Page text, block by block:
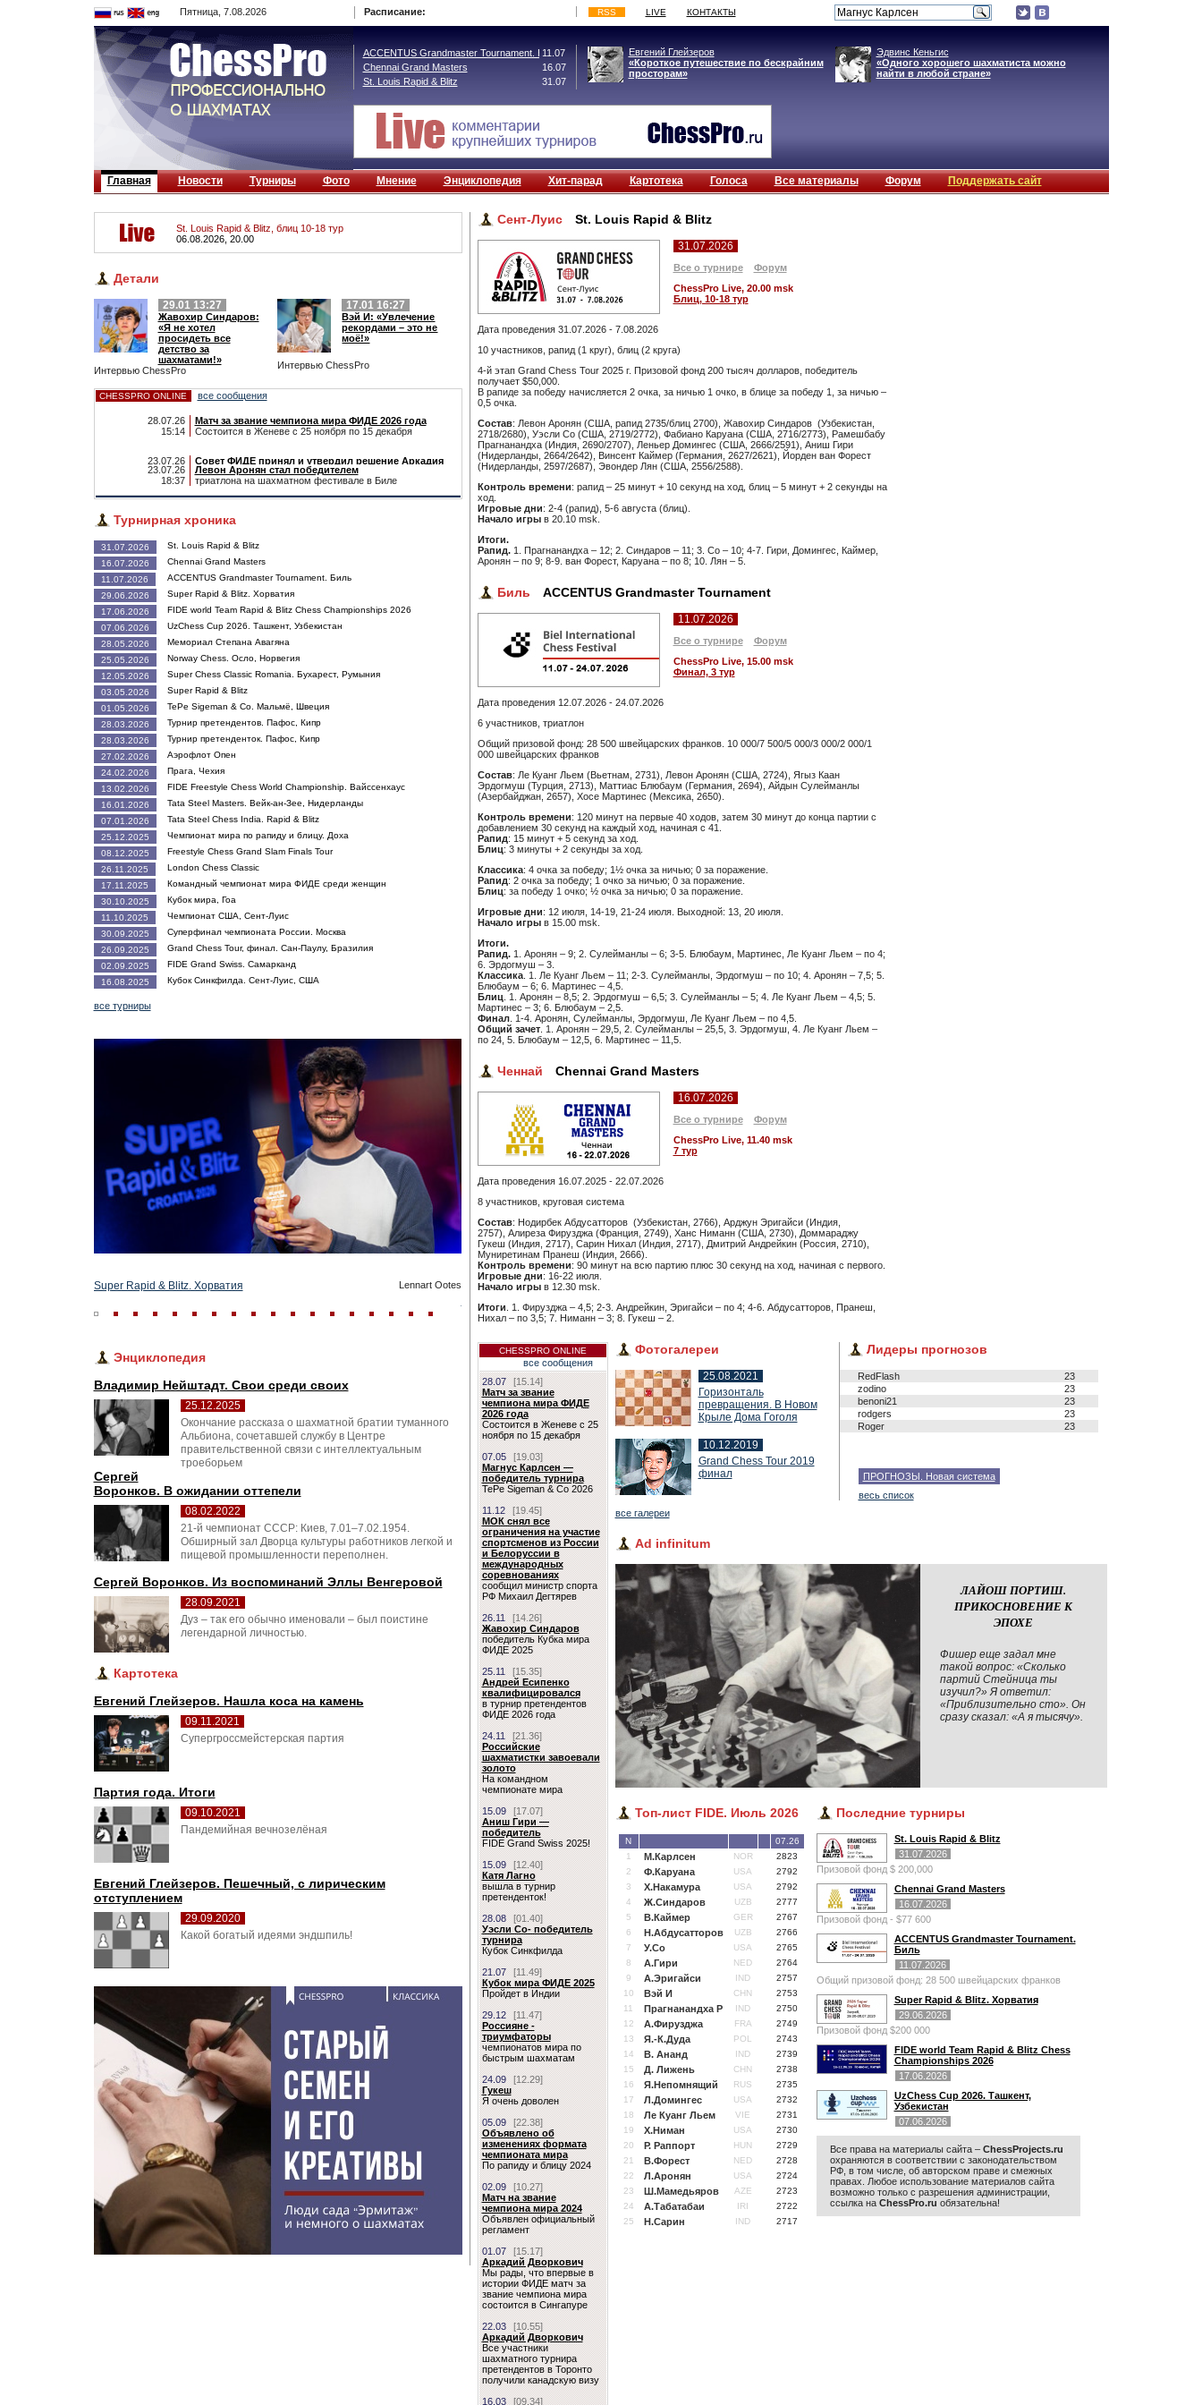
Пятница, 7.08.2026 Расписание: RSS LIVE КОНТАКТЫ
ACCENTUS Grandmaster Tournament. Биль
11.07
Chennai Grand Masters
16.07
St. Louis Rapid & Blitz
31.07
Евгений Глейзеров
«Короткое путешествие по бескрайним
просторам»
Эдвинс Кеньгис
«Одного хорошего шахматиста можно
найти в любой стране»
Главная Новости Турниры Фото Мнение Энциклопедия Хит-парад Картотека Голоса Все материалы Форум Поддержать сайт
St. Louis Rapid & Blitz, блиц 10-18 тур
06.08.2026, 20.00
Детали
29.01 13:27
Жавохир Синдаров:
«Я не хотел
просидеть все
детство за
шахматами!»
Интервью ChessPro
17.01 16:27
Вэй И: «Увлечение
рекордами – это не
моё!»
Интервью ChessPro
CHESSPRO ONLINE все сообщения
30.07.26
Валентина Гунина завоевала серебро
29.07.26
14:08
Алексей Гребнев
стал чемпионом Азии по быстрым шахматам
28.07.26
Матч за звание чемпиона мира ФИДЕ 2026 года
23.07.26
23:39
Совет ФИДЕ принял и утвердил решение Аркадия
Дворковича
о приостановлении его деятельности в качестве
президента ФИДЕ
23.07.26
18:37
Левон Аронян стал победителем
триатлона на шахматном фестивале в Биле
22.07.26
15:20
Алиреза Фирузджа
победитель турнира Chennai Grand Masters 2026
13.07.26
Совет ФИДЕ утвердил
2027 года
05.07.26
22:10
Давид Паравян
занял первое место в Высшей лиге чемпионата России
05.07.26
Алиреза Фирузджа
03.07.26
17:29
Комиссия по этике и дисциплинарным вопросам
ФИДЕ вынесла решение
по делу гроссмейстера Владимира Крамника
Турнирная хроника
31.07.2026
St. Louis Rapid & Blitz
16.07.2026
Chennai Grand Masters
11.07.2026
ACCENTUS Grandmaster Tournament. Биль
29.06.2026
Super Rapid & Blitz. Хорватия
17.06.2026
FIDE world Team Rapid & Blitz Chess Championships 2026
07.06.2026
UzChess Cup 2026. Ташкент, Узбекистан
28.05.2026
Мемориал Степана Авагяна
25.05.2026
Norway Chess. Осло, Норвегия
12.05.2026
Super Chess Classic Romania. Бухарест, Румыния
03.05.2026
Super Rapid & Blitz
01.05.2026
TePe Sigeman & Co. Мальмё, Швеция
28.03.2026
Турнир претендентов. Пафос, Кипр
28.03.2026
Турнир претенденток. Пафос, Кипр
27.02.2026
Аэрофлот Опен
24.02.2026
Прага, Чехия
13.02.2026
FIDE Freestyle Chess World Championship. Вайссенхаус
16.01.2026
Tata Steel Masters. Вейк-ан-Зее, Нидерланды
07.01.2026
Tata Steel Chess India. Rapid & Blitz
25.12.2025
Чемпионат мира по рапиду и блицу. Доха
08.12.2025
Freestyle Chess Grand Slam Finals Tour
26.11.2025
London Chess Classic
17.11.2025
Командный чемпионат мира ФИДЕ среди женщин
30.10.2025
Кубок мира, Гоа
11.10.2025
Чемпионат США, Сент-Луис
30.09.2025
Суперфинал чемпионата России. Москва
26.09.2025
Grand Chess Tour, финал. Сан-Паулу, Бразилия
02.09.2025
FIDE Grand Swiss. Самарканд
16.08.2025
Кубок Синкфилда. Сент-Луис, США
все турниры
Super Rapid & Blitz. Хорватия Lennart Ootes
Мемориал Степана Авагяна Norway Chess 2026
Энциклопедия
Владимир Нейштадт. Свои среди своих
25.12.2025
Окончание рассказа о шахматной братии туманного
Альбиона, сочетавшей службу в Центре
правительственной связи с интеллектуальным
троеборьем
Сергей
Воронков. В ожидании оттепели
08.02.2022
21-й чемпионат СССР: Киев, 7.01–7.02.1954.
Обширный зал Дворца культуры работников легкой и
пищевой промышленности переполнен.
Сергей Воронков. Из воспоминаний Эллы Венгеровой
28.09.2021
Дуз – так его обычно именовали – был поистине
легендарной личностью.
Картотека
Евгений Глейзеров. Нашла коса на камень
09.11.2021
Супергроссмейстерская партия
Партия года. Итоги
09.10.2021
Пандемийная вечнозелёная
Евгений Глейзеров. Пешечный, с лирическим
отступлением
29.09.2020
Какой богатый идеями эндшпиль!
Сент-Луис St. Louis Rapid & Blitz
31.07.2026
Все о турнире
Форум
СhessPro Live, 20.00 msk
Блиц, 10-18 тур
Дата проведения 31.07.2026 - 7.08.2026
10 участников, рапид (1 круг), блиц (2 круга)
4-й этап Grand Chess Tour 2025 г. Призовой фонд 200 тысяч долларов, победитель
получает $50,000.
В рапиде за победу начисляется 2 очка, за ничью 1 очко, в блице за победу 1, за ничью –
0,5 очка.
Состав: Левон Аронян (США, рапид 2735/блиц 2700), Жавохир Синдаров (Узбекистан,
2718/2680), Уэсли Со (США, 2719/2772), Фабиано Каруана (США, 2716/2773), Рамешбабу
Прагнанандха (Индия, 2690/2707), Леньер Домингес (США, 2666/2591), Аниш Гири
(Нидерланды, 2664/2642), Винсент Каймер (Германия, 2627/2621), Йорден ван Форест
(Нидерланды, 2597/2687), Эвондер Лян (США, 2556/2588).
Контроль времени: рапид – 25 минут + 10 секунд на ход, блиц – 5 минут + 2 секунды на
ход.
Игровые дни: 2-4 (рапид), 5-6 августа (блиц).
Начало игрыв 20.10 msk.
Итоги.
Рапид. 1. Прагнанандха – 12; 2. Синдаров – 11; 3. Со – 10; 4-7. Гири, Домингес, Каймер,
Аронян – по 9; 8-9. ван Форест, Каруана – по 8; 10. Лян – 5.
Биль ACCENTUS Grandmaster Tournament
11.07.2026
Все о турнире
Форум
СhessPro Live, 15.00 msk
Финал, 3 тур
Дата проведения 12.07.2026 - 24.07.2026
6 участников, триатлон
Общий призовой фонд: 28 500 швейцарских франков. 10 000/7 500/5 000/3 000/2 000/1
000 швейцарских франков
Состав: Ле Куанг Льем (Вьетнам, 2731), Левон Аронян (США, 2724), Ягыз Каан
Эрдогмуш (Турция, 2713), Маттиас Блюбаум (Германия, 2694), Айдын Сулейманлы
(Азербайджан, 2657), Хосе Мартинес (Мексика, 2650).
Контроль времени: 120 минут на первые 40 ходов, затем 30 минут до конца партии с
добавлением 30 секунд на каждый ход, начиная с 41.
Рапид: 15 минут + 5 секунд за ход.
Блиц: 3 минуты + 2 секунды за ход.
Классика: 4 очка за победу; 1½ очка за ничью; 0 за поражение.
Рапид: 2 очка за победу; 1 очко за ничью; 0 за поражение.
Блиц: за победу 1 очко; ½ очка за ничью; 0 за поражение.
Игровые дни: 12 июля, 14-19, 21-24 июля. Выходной: 13, 20 июля.
Начало игрыв 15.00 msk.
Итоги.
Рапид. 1. Аронян – 9; 2. Сулейманлы – 6; 3-5. Блюбаум, Мартинес, Ле Куанг Льем – по 4;
6. Эрдогмуш – 3.
Классика. 1. Ле Куанг Льем – 11; 2-3. Сулейманлы, Эрдогмуш – по 10; 4. Аронян – 7,5; 5.
Блюбаум – 6; 6. Мартинес – 4,5.
Блиц . 1. Аронян – 8,5; 2. Эрдогмуш – 6,5; 3. Сулейманлы – 5; 4. Ле Куанг Льем – 4,5; 5.
Мартинес – 3; 6. Блюбаум – 2,5.
Финал. 1-4. Аронян, Сулейманлы, Эрдогмуш, Ле Куанг Льем – по 4,5.
Общий зачет. 1. Аронян – 29,5, 2. Сулейманлы – 25,5, 3. Эрдогмуш, 4. Ле Куанг Льем –
по 24, 5. Блюбаум – 12,5, 6. Мартинес – 11,5.
Ченнай Chennai Grand Masters
16.07.2026
Все о турнире
Форум
СhessPro Live, 11.40 msk
7 тур
Дата проведения 16.07.2025 - 22.07.2026
8 участников, круговая система
Состав: Нодирбек Абдусатторов (Узбекистан, 2766), Арджун Эригайси (Индия,
2757), Алиреза Фирузджа (Франция, 2749), Ханс Ниманн (США, 2730), Доммараджу
Гукеш (Индия, 2717), Сарин Нихал (Индия, 2717), Дмитрий Андрейкин (Россия, 2710),
Муниретинам Пранеш (Индия, 2666).
Контроль времени: 90 минут на всю партию плюс 30 секунд на ход, начиная с первого.
Игровые дни: 16-22 июля.
Начало игрыв 12.30 msk.
Итоги . 1. Фирузджа – 4,5; 2-3. Андрейкин, Эригайси – по 4; 4-6. Абдусатторов, Пранеш,
Нихал – по 3,5; 7. Ниманн – 3; 8. Гукеш – 2.
CHESSPRO ONLINE
все сообщения
28.07
[15.14]
Матч за звание
чемпиона мира ФИДЕ
2026 года
Состоится в Женеве с 25
ноября по 15 декабря
07.05
[19.03]
Магнус Карлсен —
победитель турнира
TePe Sigeman & Co 2026
11.12
[19.45]
МОК снял все
ограничения на участие
спортсменов из России
и Белоруссии в
международных
соревнованиях
сообщил министр спорта
РФ Михаил Дегтярев
26.11
[14.26]
Жавохир Синдaров
победитель Кубка мира
ФИДЕ 2025
25.11
[15.35]
Андрей Есипенко
квалифицировался
в турнир претендентов
ФИДЕ 2026 года
24.11
[21.36]
Российские
шахматистки завоевали
золото
На командном
чемпионате мира
15.09
[17.07]
Аниш Гири —
победитель
FIDE Grand Swiss 2025!
15.09
[12.40]
Катя Лагно
вышла в турнир
претенденток!
28.08
[01.40]
Уэсли Со- победитель
турнира
Кубок Синкфилда
21.07
[11.49]
Кубок мира ФИДЕ 2025
Пройдет в Индии
29.12
[11.47]
Россияне -
триумфаторы
чемпионатов мира по
быстрым шахматам
24.09
[12.29]
Гукеш
Я очень доволен
05.09
[22.38]
Объявлено об
изменениях формата
чемпионата мира
По рапиду и блицу 2024
02.09
[10.27]
Матч на звание
чемпиона мира 2024
Объявлен официальный
регламент
01.07
[15.17]
Аркадий Дворкович
Мы рады, что впервые в
истории ФИДЕ матч за
звание чемпиона мира
состоится в Сингапуре
22.03
[10.55]
Аркадий Дворкович
Все участники
шахматного турнира
претендентов в Торонто
получили канадскую визу
16.03
[09.34]
Фотогалереи
25.08.2021
Горизонталь
превращения. В Новом
Крыле Дома Гоголя
10.12.2019
Grand Chess Tour 2019
финал
все галереи
Лидеры прогнозов
RedFlash
23
zodino
23
benoni21
23
rodgers
23
Roger
23
ПРОГНОЗЫ. Новая система
весь список
Ad infinitum
Евгений СВЕШНИКОВ
ДВЕ ДЕБЮТНЫХ ДУЭЛИ
1981 ГОДА
Увлекшись рассказом,
Гарри Каспаров начинает
придумывать то, чего на
самом деле не было
ЛАЙОШ ПОРТИШ.
ПРИКОСНОВЕНИЕ К
ЭПОХЕ
Фишер еще задал мне
такой вопрос: «Сколько
партий Стейница ты
изучил?» Я ответил:
«Приблизительно сто». Он
сразу сказал: «А я тысячу».
Топ-лист FIDE. Июль 2026
N
07.26
1
М.Карлсен NOR
2823
2
Ф.Каруана USA
2792
3
Х.Накамура USA
2792
4
Ж.Синдаров UZB
2777
5
В.Каймер GER
2767
6
Н.Абдусатторов UZB
2766
7
У.Со USA
2765
8
А.Гири NED
2764
9
А.Эригайси IND
2757
10
Вэй И CHN
2753
11
Прагнанандха Р IND
2750
12
А.Фирузджа FRA
2749
13
Я.-К.Дуда POL
2743
14
В. Ананд IND
2739
15
Д. Лижень CHN
2738
16
Я.Непомнящий RUS
2735
17
Л.Домингес USA
2732
18
Ле Куанг Льем VIE
2731
19
Х.Ниман USA
2730
20
Р. Раппорт HUN
2729
21
В.Форест NED
2728
22
Л.Аронян USA
2724
23
Ш.Мамедьяров AZE
2723
24
А.Табатабаи IRI
2722
25
Н.Сарин IND 2717
Последние турниры
St. Louis Rapid & Blitz
31.07.2026
Призовой фонд $ 200,000
Chennai Grand Masters
16.07.2026
Призовой фонд - $77 600
ACCENTUS Grandmaster Tournament.
Биль
11.07.2026
Общий призовой фонд: 28 500 швейцарских франков
Super Rapid & Blitz. Хорватия
29.06.2026
Призовой фонд $200 000
FIDE world Team Rapid & Blitz Chess
Championships 2026
17.06.2026
UzChess Cup 2026. Ташкент,
Узбекистан
07.06.2026
Все права на материалы сайта – ChessProjects.ru
охраняются в соответствии с законодательством
РФ, в том числе, об авторском праве и смежных
правах. Любое использование материалов сайта
возможно только с разрешения администрации,
ссылка на ChessPro.ru обязательна!